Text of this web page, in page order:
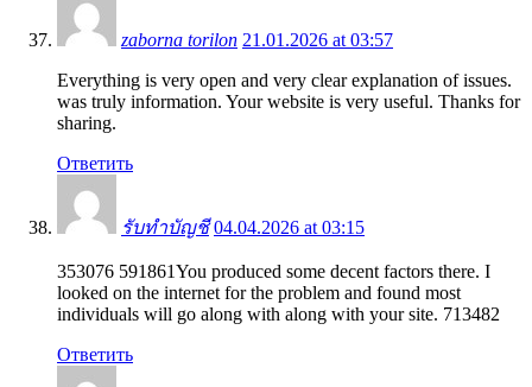
zaborna torilon 21.01.2026 at 03:57
Everything is very open and very clear explanation of issues.
was truly information. Your website is very useful. Thanks for
sharing.
Ответить
รับทำบัญชี 04.04.2026 at 03:15
353076 591861You produced some decent factors there. I
looked on the internet for the problem and found most
individuals will go along with along with your site. 713482
Ответить